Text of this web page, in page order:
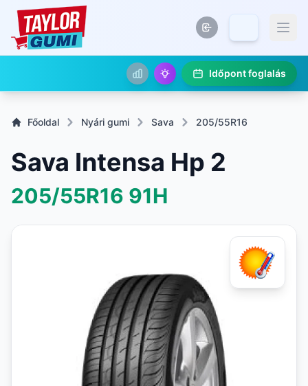
Időpont foglalás
Főoldal Nyári gumi Sava 205/55R16
Sava Intensa Hp 2
205/55R16 91H